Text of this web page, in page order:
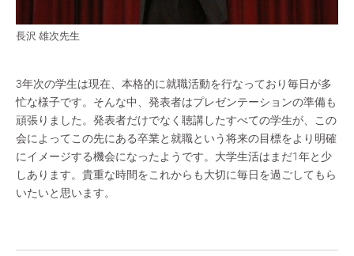
長沢 雄次先生
3年次の学生は現在、本格的に就職活動を行なっており毎日が多
忙な様子です。そんな中、発表者はプレゼンテーションの準備も
頑張りました。発表者だけでなく聴講したすべての学生が、この
会によってこの先にある卒業と就職という将来の目標をより明確
にイメージする機会になったようです。大学生活はまだ1年と少
しあります。貴重な時間をこれからも大切に毎日を過ごしてもら
いたいと思います。